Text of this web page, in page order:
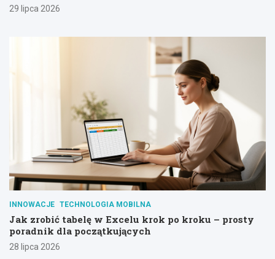
29 lipca 2026
INNOWACJE TECHNOLOGIA MOBILNA
Jak zrobić tabelę w Excelu krok po kroku – prosty
poradnik dla początkujących
28 lipca 2026